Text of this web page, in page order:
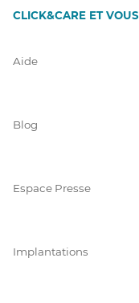
CLICK&CARE ET VOUS
Aide
Blog
Espace Presse
Implantations